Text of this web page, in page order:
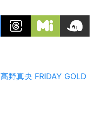
髙野真央 FRIDAY GOLD